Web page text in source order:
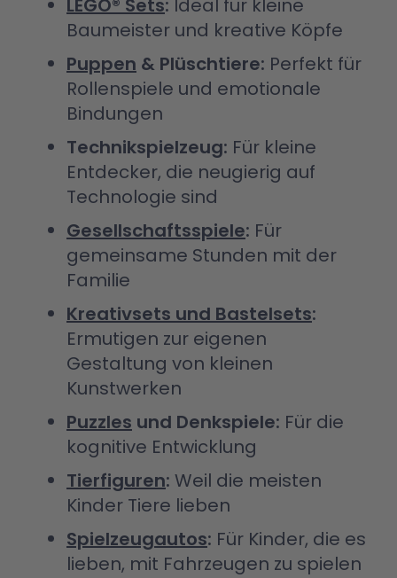
LEGO® Sets: Ideal für kleine
Baumeister und kreative Köpfe
Puppen & Plüschtiere: Perfekt für
Rollenspiele und emotionale
Bindungen
Technikspielzeug: Für kleine
Entdecker, die neugierig auf
Technologie sind
Gesellschaftsspiele: Für
gemeinsame Stunden mit der
Familie
Kreativsets und Bastelsets:
Ermutigen zur eigenen
Gestaltung von kleinen
Kunstwerken
Puzzles und Denkspiele: Für die
kognitive Entwicklung
Tierfiguren: Weil die meisten
Kinder Tiere lieben
Spielzeugautos: Für Kinder, die es
lieben, mit Fahrzeugen zu spielen